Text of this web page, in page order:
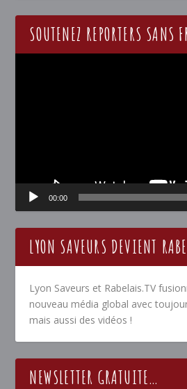
SOUTENEZ REPORTERS SANS
00:00
LYON SAVEURS DEVIENT
Lyon Saveurs et Rabelais.TV
nouveau média global avec
mais aussi des vidéos !
NEWSLETTER GRATUITE…